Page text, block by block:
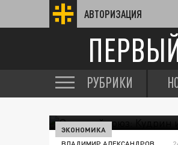
АВТОРИЗАЦИЯ
РУБРИКИ
ЭКОНОМИКА